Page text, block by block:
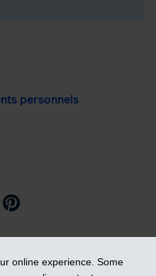
online experience. Some
personnels